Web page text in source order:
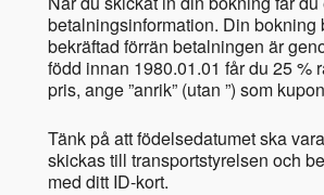
betalningsinformation. Din bokning
bekräftad förrän betalningen är
född innan 1980.01.01 får du 25 %
pris, ange ”anrik” (utan ”) som
Tänk på att födelsedatumet ska
skickas till transportstyrelsen och
med ditt ID-kort.